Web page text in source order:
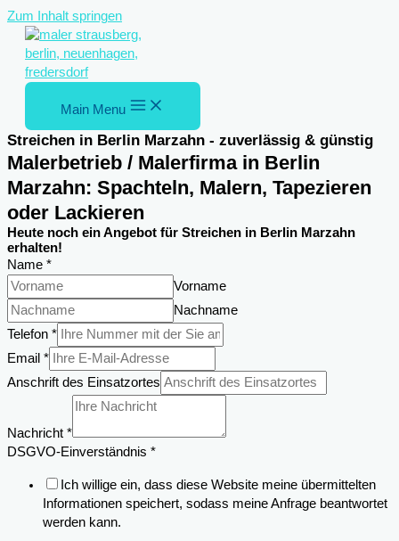
Zum Inhalt springen
Main Menu
Streichen in Berlin Marzahn - zuverlässig & günstig
Malerbetrieb / Malerfirma in Berlin
Marzahn: Spachteln, Malern, Tapezieren
oder Lackieren
Heute noch ein Angebot für Streichen in Berlin Marzahn
erhalten!
Name *
Vorname
Nachname
Telefon *
Nachricht
Email
Einsatzortes
Email *
Anschrift des Einsatzortes
Nachricht *
DSGVO-Einverständnis *
Ich willige ein, dass diese Website meine übermittelten
Informationen speichert, sodass meine Anfrage beantwortet
werden kann.